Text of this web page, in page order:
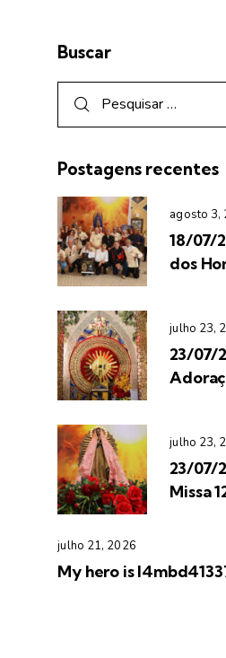
Buscar
Postagens recentes
agosto 3,
18/07/
dos
julho 23,
23/07/
julho 23,
23/07/
Missa
julho 21, 2026
My hero is